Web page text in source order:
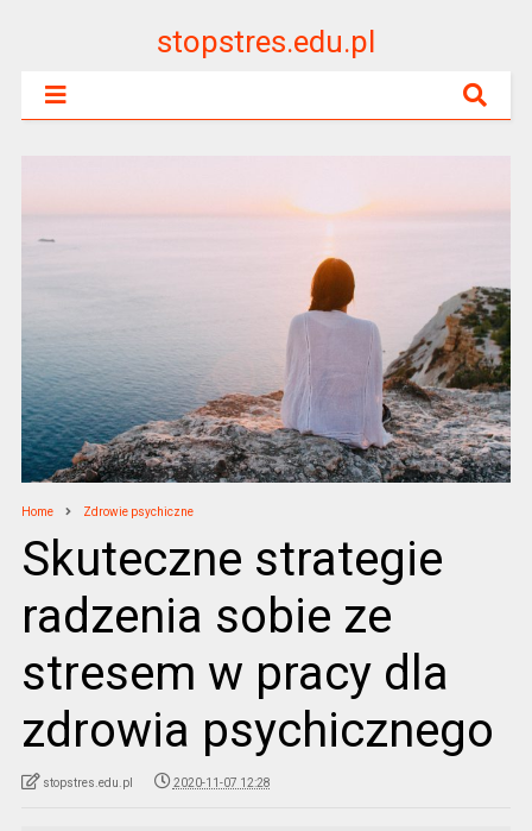
stopstres.edu.pl
Home Zdrowie psychiczne
Skuteczne strategie
radzenia sobie ze
stresem w pracy dla
zdrowia psychicznego
stopstres.edu.pl 2020-11-07 12:28